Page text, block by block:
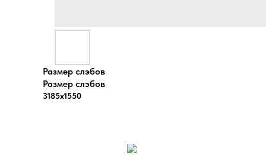
Размер слэбов
Размер слэбов
3185х1550